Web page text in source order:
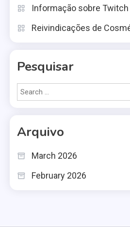
Informação sobre Twitch
Reivindicações de
Pesquisar
Arquivo
March 2026
February 2026